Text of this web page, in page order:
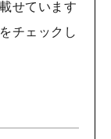
せています
チェックし